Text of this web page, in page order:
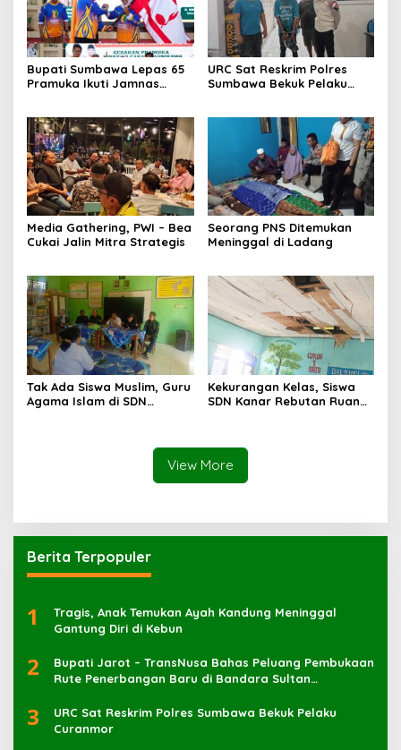
Bupati Sumbawa Lepas 65
Pramuka Ikuti Jamnas
URC Sat Reskrim Polres
Sumbawa Bekuk Pelaku
Media Gathering, PWI – Bea
Cukai Jalin Mitra Strategis
Seorang PNS Ditemukan
Meninggal di Ladang
Tak Ada Siswa Muslim, Guru
Agama Islam di SDN
Kekurangan Kelas, Siswa
SDN Kanar Rebutan Ruang
View More
Berita Terpopuler
1
Tragis, Anak Temukan Ayah Kandung Meninggal
Gantung Diri di Kebun
2
Bupati Jarot – TransNusa Bahas Peluang Pembukaan
Rute Penerbangan Baru di Bandara Sultan
3
URC Sat Reskrim Polres Sumbawa Bekuk Pelaku